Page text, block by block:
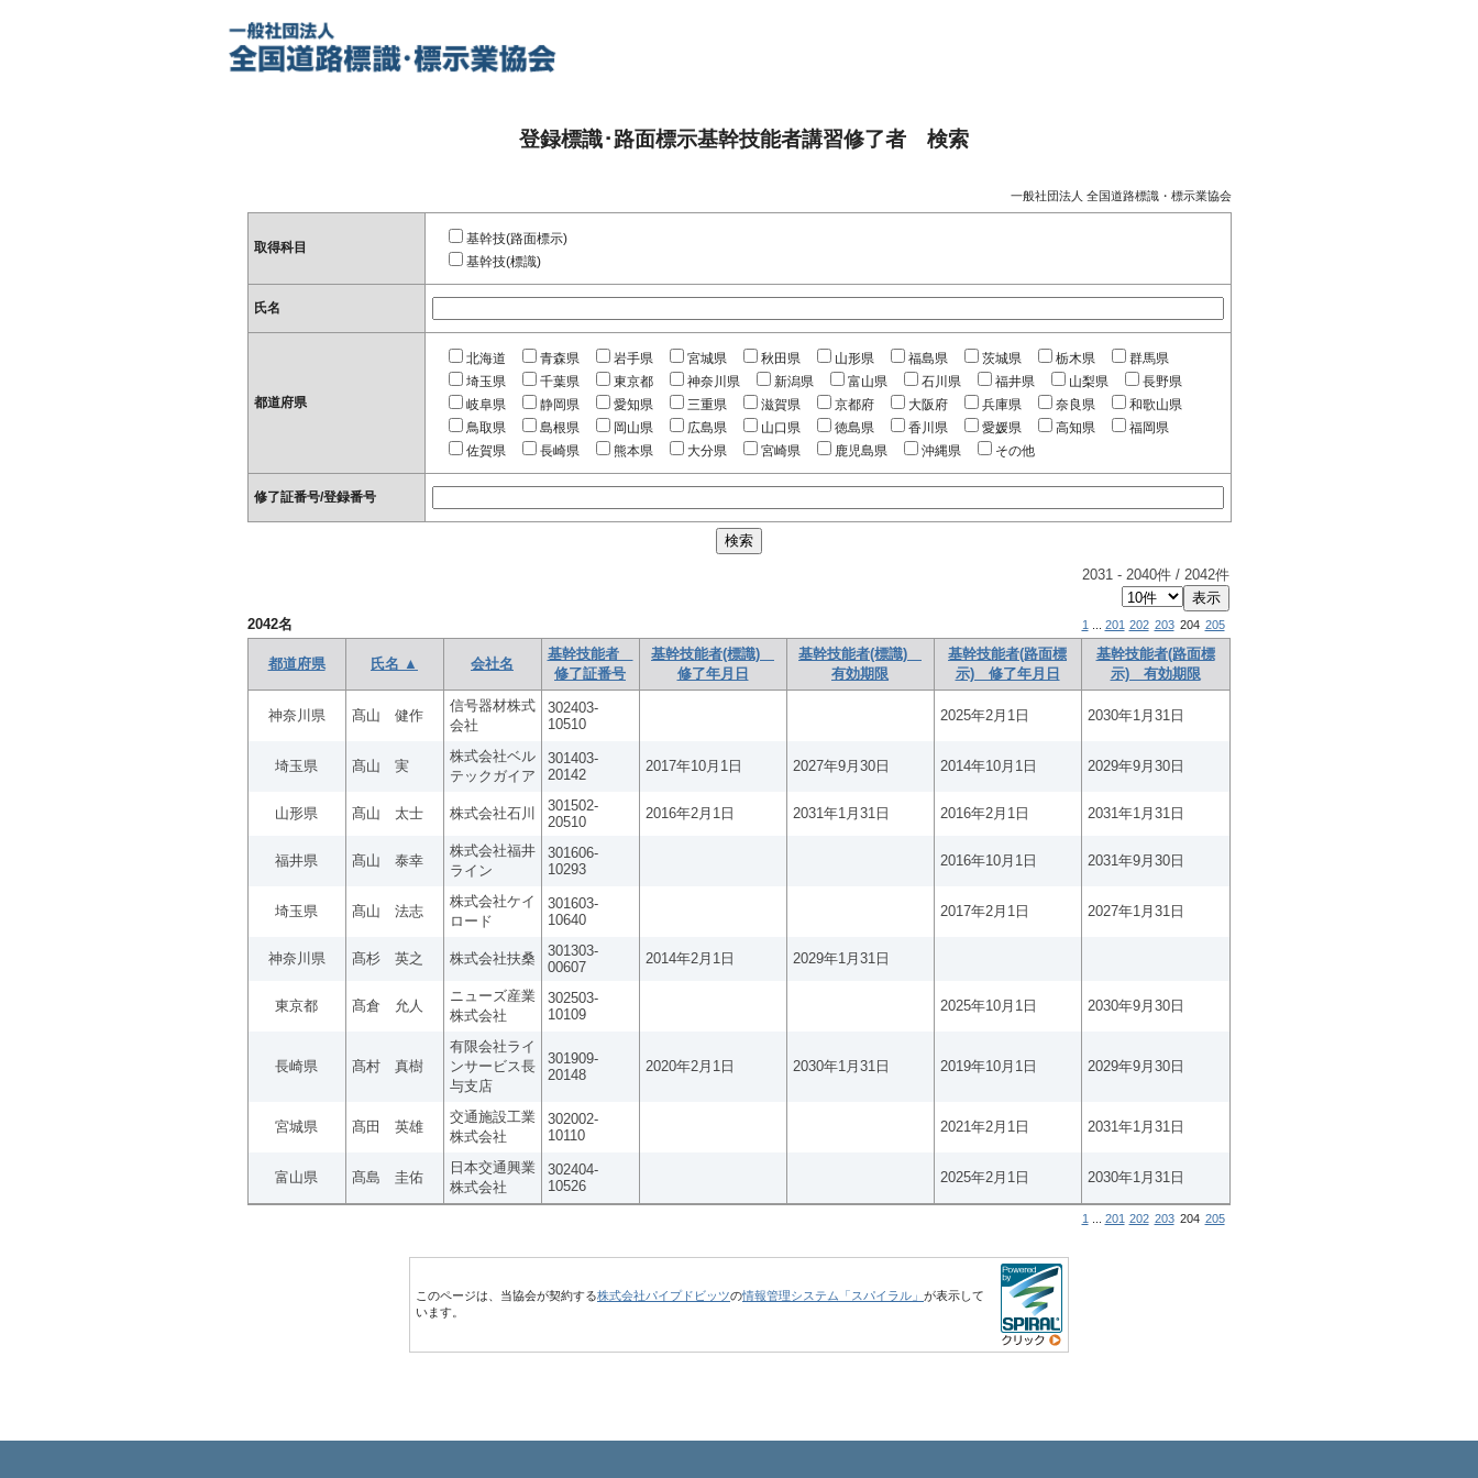
登録標識･路面標示基幹技能者講習修了者 検索
一般社団法人 全国道路標識・標示業協会
取得科目
基幹技(路面標示)
基幹技(標識)
氏名
都道府県
北海道 青森県 岩手県 宮城県 秋田県 山形県 福島県 茨城県 栃木県
群馬県
埼玉県
千葉県 東京都 神奈川県 新潟県 富山県 石川県 福井県 山梨県
長野県
岐阜県
静岡県 愛知県 三重県 滋賀県 京都府 大阪府 兵庫県 奈良県
和歌山県
鳥取県
島根県 岡山県 広島県 山口県 徳島県 香川県 愛媛県 高知県
福岡県
佐賀県
長崎県 熊本県 大分県 宮崎県 鹿児島県 沖縄県 その他
修了証番号/登録番号
2031- 2040件 / 2042件
2042名 1 201 202 203 204 205
都道府県 氏名 ▲ 会社名
基幹技能者
修了証番号
基幹技能者(標識)
修了年月日
基幹技能者(標識)
有効期限
基幹技能者(路面標
示) 修了年月日
基幹技能者(路面標
示) 有効期限
神奈川県 髙山 健作
信号器材株式
会社
302403-
10510
2025年2月1日 2030年1月31日
埼玉県 髙山 実
株式会社ベル
テックガイア
301403-
20142
2017年10月1日 2027年9月30日 2014年10月1日 2029年9月30日
山形県 髙山 太士 株式会社石川
301502-
20510
2016年2月1日 2031年1月31日 2016年2月1日 2031年1月31日
福井県 髙山 泰幸
株式会社福井
ライン
301606-
10293
2016年10月1日 2031年9月30日
埼玉県 髙山 法志
株式会社ケイ
ロード
301603-
10640
2017年2月1日 2027年1月31日
神奈川県 髙杉 英之 株式会社扶桑
301303-
00607
2014年2月1日 2029年1月31日
東京都 髙倉 允人
ニューズ産業
株式会社
302503-
10109
2025年10月1日 2030年9月30日
長崎県 髙村 真樹
有限会社ライ
ンサービス長
与支店
301909-
20148
2020年2月1日 2030年1月31日 2019年10月1日 2029年9月30日
宮城県 髙田 英雄
交通施設工業
株式会社
302002-
10110
2021年2月1日 2031年1月31日
富山県 髙島 圭佑
日本交通興業
株式会社
302404-
10526
2025年2月1日 2030年1月31日
1 201 202 203 204 205
このページは、当協会が契約する株式会社パイプドビッツの情報管理システム「スパイラル」 が表示して
います。